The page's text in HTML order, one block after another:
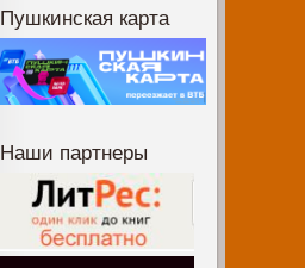
Пушкинская карта
Наши партнеры